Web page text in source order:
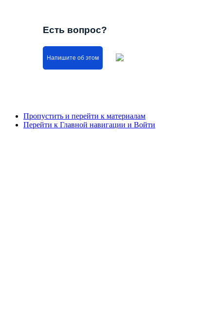
Есть вопрос?
Напишите об этом
Пропустить и перейти к материалам
Перейти к Главной навигации и Войти